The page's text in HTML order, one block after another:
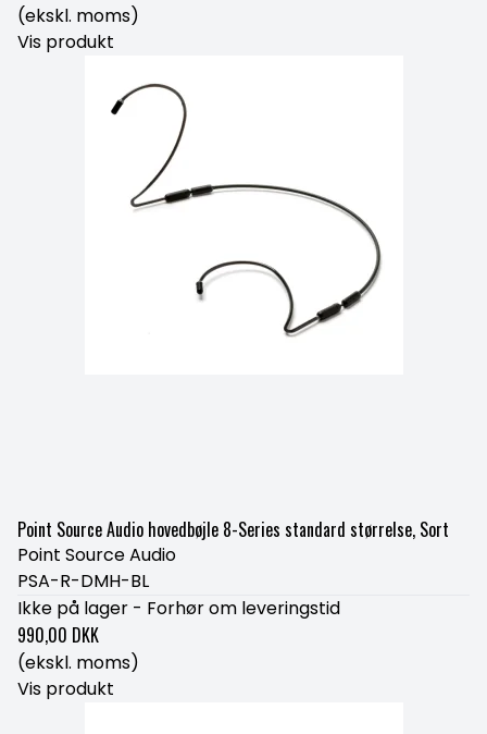
(ekskl. moms)
Vis produkt
Point Source Audio hovedbøjle 8-Series standard størrelse, Sort
Point Source Audio
PSA-R-DMH-BL
Ikke på lager - Forhør om leveringstid
990,00 DKK
(ekskl. moms)
Vis produkt